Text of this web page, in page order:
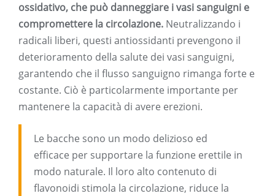
ossidativo, che può danneggiare i vasi sanguigni e
compromettere la circolazione. Neutralizzando i
radicali liberi, questi antiossidanti prevengono il
deterioramento della salute dei vasi sanguigni,
garantendo che il flusso sanguigno rimanga forte e
costante. Ciò è particolarmente importante per
mantenere la capacità di avere erezioni.
Le bacche sono un modo delizioso ed
efficace per supportare la funzione erettile in
modo naturale. Il loro alto contenuto di
flavonoidi stimola la circolazione, riduce la